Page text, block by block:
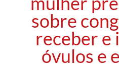
sobre
receber e
óvulos e